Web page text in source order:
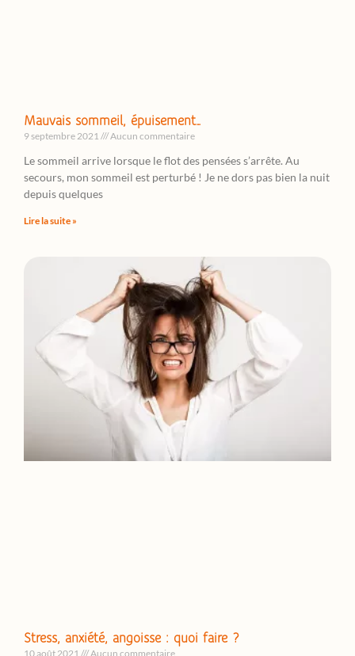
Mauvais sommeil, épuisement…
9 septembre 2021 Aucun commentaire
Le sommeil arrive lorsque le flot des pensées s’arrête. Au
secours, mon sommeil est perturbé ! Je ne dors pas bien la nuit
depuis quelques
Lire la suite »
Stress, anxiété, angoisse : quoi faire ?
10 août 2021 Aucun commentaire